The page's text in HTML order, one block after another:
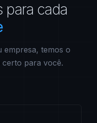
para cada
empresa, temos o
para você.